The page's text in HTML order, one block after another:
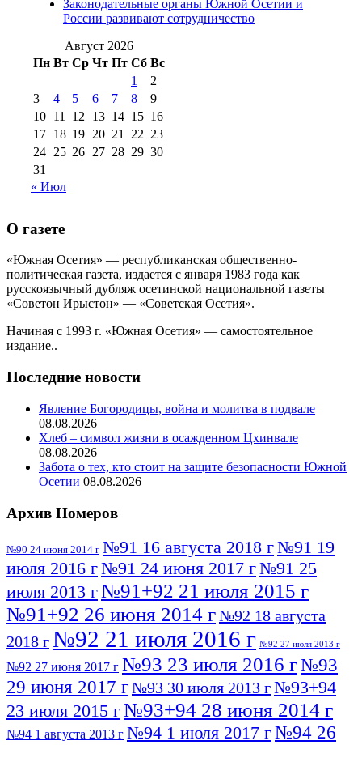
№98+99 11 июля
2017 г(9)
№99 4 августа
2016 г(12) №99 8 июля 2014 г
августа 2012 г(11)
августа 2013 г
(12)
Законодательные органы Южной Осетии и
России развивают сотрудничество
Август 2026
Пн Вт Ср Чт Пт Сб Вс
1
2
3
4 5 6 7 8
9
10 11 12 13 14 15 16
17 18 19 20 21 22 23
24 25 26 27 28 29 30
31
« Июл
О газете
«Южная Осетия» — республиканская общественно-
политическая газета, издается с января 1983 года как
русскоязычный дубляж осетинской национальной газеты
«Советон Ирыстон» — «Советская Осетия».
Начиная с 1993 г. «Южная Осетия» — самостоятельное
издание..
Последние новости
Явление Богородицы, война и молитва в подвале
08.08.2026
Хлеб – символ жизни в осажденном Цхинвале
08.08.2026
Забота о тех, кто стоит на защите безопасности Южной
Осетии 08.08.2026
Архив Номеров
№90 24 июня 2014 г №91 16 августа 2018 г№91 19
июля 2016 г№91 24 июня 2017 г№91 25
июля 2013 г№91+92 21 июля 2015 г
№91+92 26 июня 2014 г№92 18 августа
2018 г№92 21 июля 2016 г №92 27 июля 2013 г
№92 27 июня 2017 г №93 23 июля 2016 г№93
29 июня 2017 г№93 30 июля 2013 г№93+94
23 июля 2015 г№93+94 28 июня 2014 г
№94 1 августа 2013 г №94 1 июля 2017 г№94 26